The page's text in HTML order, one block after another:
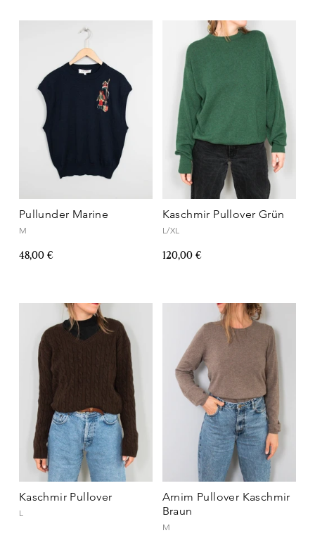
Pullunder Marine
M
48,00 €
Kaschmir Pullover Grün
L/XL
120,00 €
Kaschmir Pullover
L
Arnim Pullover Kaschmir
Braun
M